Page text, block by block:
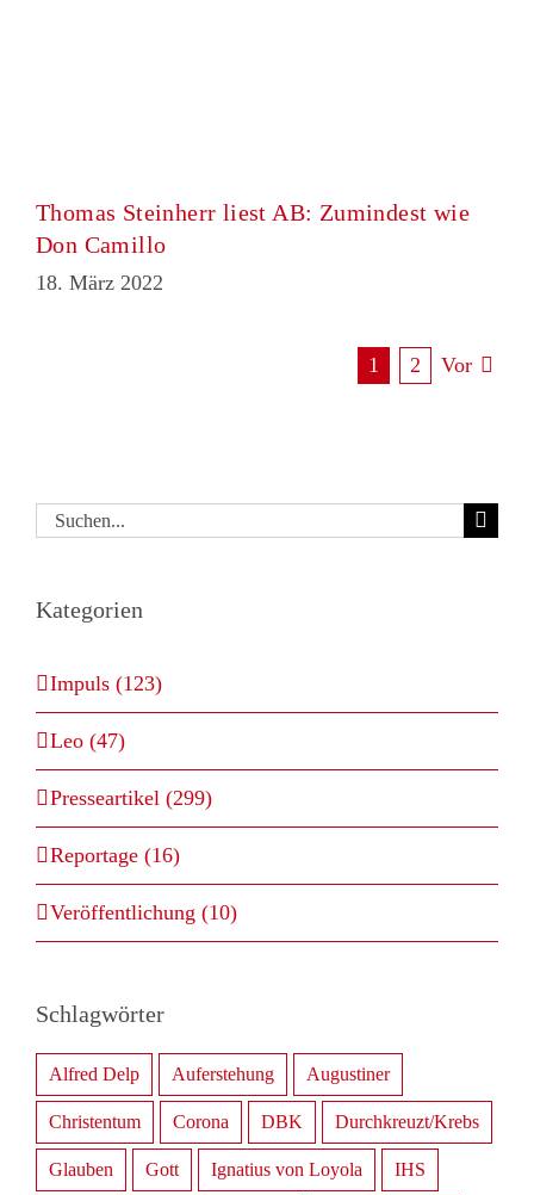
Thomas Steinherr liest AB: Zumindest wie
Don Camillo
18. März 2022
1 2 Vor
Suche
Kategorien
Impuls (123)
Leo (47)
Presseartikel (299)
Reportage (16)
Veröffentlichung (10)
Schlagwörter
Alfred Delp Auferstehung Augustiner
Christentum Corona DBK Durchkreuzt/Krebs
Glauben Gott Ignatius von Loyola IHS